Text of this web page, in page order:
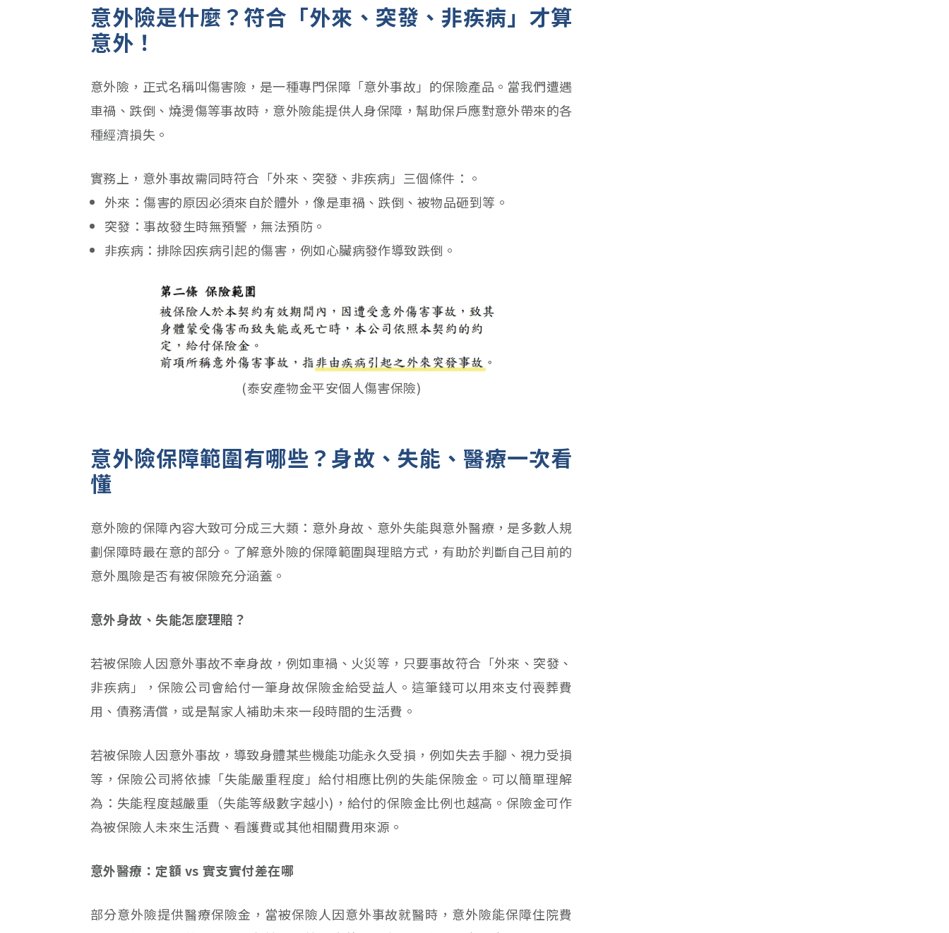
意外險是什麼？符合「外來、突發、非疾病」才算
意外！
意外險，正式名稱叫傷害險，是一種專門保障「意外事故」的保險產品。當我們遭遇
車禍、跌倒、燒燙傷等事故時，意外險能提供人身保障，幫助保戶應對意外帶來的各
種經濟損失。
實務上，意外事故需同時符合「外來、突發、非疾病」三個條件：。
外來：傷害的原因必須來自於體外，像是車禍、跌倒、被物品砸到等。
突發：事故發生時無預警，無法預防。
非疾病：排除因疾病引起的傷害，例如心臟病發作導致跌倒。
(泰安產物金平安個人傷害保險)
意外險保障範圍有哪些？身故、失能、醫療一次看
懂
意外險的保障內容大致可分成三大類：意外身故、意外失能與意外醫療，是多數人規
劃保障時最在意的部分。了解意外險的保障範圍與理賠方式，有助於判斷自己目前的
意外風險是否有被保險充分涵蓋。
意外身故、失能怎麼理賠？
若被保險人因意外事故不幸身故，例如車禍、火災等，只要事故符合「外來、突發、
非疾病」，保險公司會給付一筆身故保險金給受益人。這筆錢可以用來支付喪葬費
用、債務清償，或是幫家人補助未來一段時間的生活費。
若被保險人因意外事故，導致身體某些機能功能永久受損，例如失去手腳、視力受損
等，保險公司將依據「失能嚴重程度」給付相應比例的失能保險金。可以簡單理解
為：失能程度越嚴重（失能等級數字越小)，給付的保險金比例也越高。保險金可作
為被保險人未來生活費、看護費或其他相關費用來源。
意外醫療：定額 vs 實支實付差在哪
部分意外險提供醫療保險金，當被保險人因意外事故就醫時，意外險能保障住院費